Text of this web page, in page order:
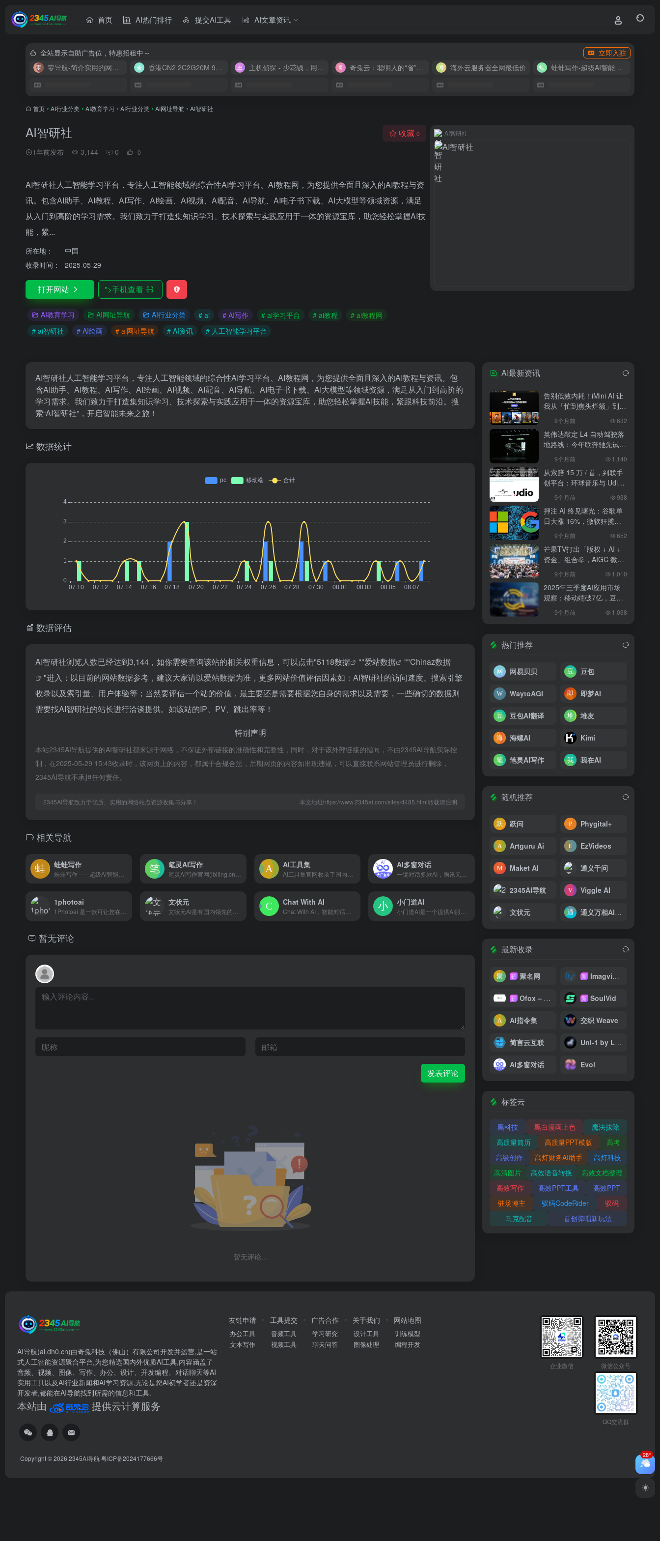
首页 AI热门排行 提交AI工具 AI文章资讯
全站显示自助广告位，特惠招租中～
立即入驻
零导航-简介实用的网址导航
香港CN2 2C2G20M 9.9/月 主机侦探 - 少花钱，用好云 奇兔云：聪明人的“省”钱计划！ 海外云服务器全网最低价 蛙蛙写作-超级AI智能写作助手
首页 • AI行业分类 • AI教育学习 • AI行业分类 • AI网址导航 • AI智研社
AI智研社
1年前发布 3,144 0 0
收藏 0
AI智研社人工智能学习平台，专注人工智能领域的综合性AI学习平台、AI教程网，为您提供全面且深入的AI教程与资
讯。包含AI助手、AI教程、AI写作、AI绘画、AI视频、AI配音、AI导航、AI电子书下载、AI大模型等领域资源，满足
从入门到高阶的学习需求。我们致力于打造集知识学习、技术探索与实践应用于一体的资源宝库，助您轻松掌握AI技
能，紧...
所在地：
中国
收录时间：
2025-05-29
打开网站 ">手机查看
AI教育学习 AI网址导航 AI行业分类 # ai # AI写作 # ai学习平台 # ai教程
# ai教程网
# ai智研社
# AI绘画 # ai网址导航 # AI资讯 # 人工智能学习平台
AI智研社
AI智研社人工智能学习平台，专注人工智能领域的综合性AI学习平台、AI教程网，为您提供全面且深入的AI教程与资讯。包
含AI助手、AI教程、AI写作、AI绘画、AI视频、AI配音、AI导航、AI电子书下载、AI大模型等领域资源，满足从入门到高阶的
学习需求。我们致力于打造集知识学习、技术探索与实践应用于一体的资源宝库，助您轻松掌握AI技能，紧跟科技前沿。搜
索“AI智研社”，开启智能未来之旅！
数据统计
数据评估
AI智研社浏览人数已经达到3,144，如你需要查询该站的相关权重信息，可以点击"5118数据 ""爱站数据 ""Chinaz数据
"进入；以目前的网站数据参考，建议大家请以爱站数据为准，更多网站价值评估因素如：AI智研社的访问速度、搜索引擎
收录以及索引量、用户体验等；当然要评估一个站的价值，最主要还是需要根据您自身的需求以及需要，一些确切的数据则
需要找AI智研社的站长进行洽谈提供。如该站的IP、PV、跳出率等！
特别声明
本站2345AI导航提供的AI智研社都来源于网络，不保证外部链接的准确性和完整性，同时，对于该外部链接的指向，不由2345AI导航实际控
制，在2025-05-29 15:43收录时，该网页上的内容，都属于合规合法，后期网页的内容如出现违规，可以直接联系网站管理员进行删除，
2345AI导航不承担任何责任。
2345AI导航致力于优质、实用的网络站点资源收集与分享！ 本文地址https://www.2345ai.com/sites/4485.html转载请注明
相关导航
蛙蛙写作 笔灵AI写作 AI工具集 AI多窗对话
1photoai 文状元 Chat With AI
Chat With AI，智能对话新体验，让交流无界限，信息获取更便捷
小门道AI
暂无评论
发表评论
暂无评论...
AI最新资讯
告别低效内耗！iMini AI 让
我从「忙到焦头烂额」到
「下班准时打卡」
9个月前 632
英伟达敲定 L4 自动驾驶落
地路线：今年联奔驰先试
水，2027 年 10 万辆无人
出租上路
9个月前 1,140
从索赔 15 万 / 首，到联手
创平台：环球音乐与 Udio
和解，改写 AI 音乐行业规
9个月前 938
押注 AI 终见曙光：谷歌单
日大涨 16%，微软狂揽
18%，科技巨头的 “苦熬与
9个月前 652
芒果TV打出「版权 + AI +
资金」组合拳，AIGC 微短
剧行业将迎洗牌？
9个月前 1,010
2025年三季度AI应用市场
观察：移动端破7亿，豆包
异军突起
9个月前 1,038
热门推荐
网易贝贝 豆包
WaytoAGI 即梦AI
豆包AI翻译 堆友
海螺AI Kimi
笔灵AI写作 我在AI
随机推荐
跃问 Phygital+
Artguru Ai EzVideos
Maket AI 通义千问
2345AI导航 Viggle AI
文状元 通义万相AI生视频
最新收录
新 聚名网 新 Imagvio AI
新 Ofox – 大模型 API 聚合平台 新 SoulVid
AI指令集 交织 Weave
简言云互联 Uni-1 by Luma AI
AI多窗对话 Evol
标签云
黑科技 黑白漫画上色
魔法抹除
高质量简历
高质量PPT模版
高考
高级创作
高灯财务AI助手
高灯科技
高清图片
高效语音转换
高效文档整理
高效写作
高效PPT工具
高效PPT
驻场博主
驭码CodeRider
驭码
马克配音
首创弹唱新玩法
AI导航(ai.dh0.cn)由奇兔科技（佛山）有限公司开发并运营,是一站
式人工智能资源聚合平台,为您精选国内外优质AI工具,内容涵盖了
音频、视频、图像、写作、办公、设计、开发编程、对话聊天等AI
实用工具以及AI行业新闻和AI学习资源,无论是您AI初学者还是资深
开发者,都能在AI导航找到所需的信息和工具.
本站由 提供云计算服务
友链申请
办公工具
文本写作
工具提交
音频工具
视频工具
广告合作
学习研究
聊天问答
关于我们
设计工具
图像处理
网站地图
训练模型
编程开发
企业微信 微信公众号
QQ交流群
Copyright © 2026 2345AI导航 粤ICP备2024177666号 28°